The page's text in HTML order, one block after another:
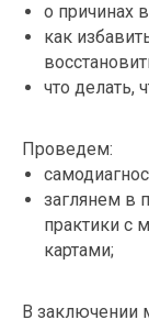
о причинах
как
что делать,
Проведем:
заглянем в
практики с
картами;
В заключении